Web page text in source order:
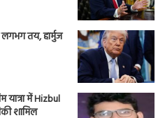
लगभग तय, हार्मुज
यात्रा में Hizbul
शामिल